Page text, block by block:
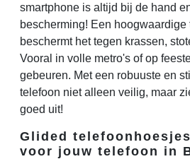
smartphone is altijd bij de hand
bescherming! Een
beschermt het tegen krassen,
Vooral in volle metro's of op
gebeuren. Met een robuuste en
telefoon niet alleen veilig, maar
goed uit!
Glided
voor jouw telefoon in